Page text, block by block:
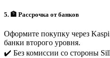
5. 🏦 Рассрочка от банков
Оформите покупку через
банки второго уровня.
✔️ Без комиссии со стороны